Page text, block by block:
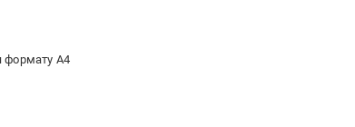
формату А4